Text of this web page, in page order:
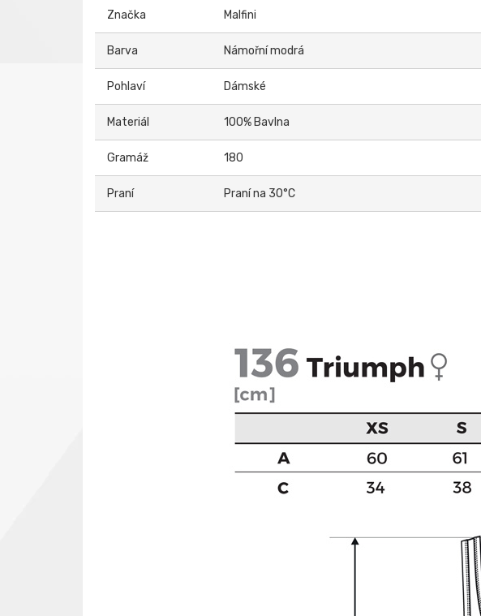
Značka Malfini
Barva Námořní modrá
Pohlaví Dámské
Materiál 100% Bavlna
Gramáž 180
Praní Praní na 30°C